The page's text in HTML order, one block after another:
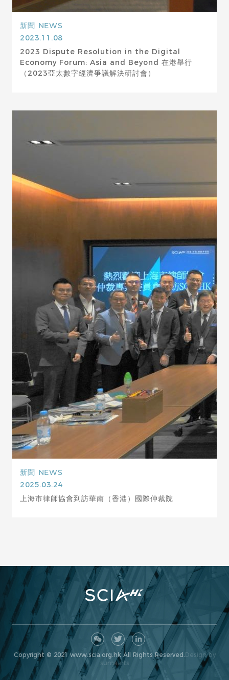
新聞 NEWS
2023.11.08
2023 Dispute Resolution in the Digital
Economy Forum: Asia and Beyond 在港舉行
（2023亞太數字經濟爭議解決研討會）
新聞 NEWS
2025.03.24
上海市律師協會到訪華南（香港）國際仲裁院
Copyright © 2021 www.scia.org.hk All Rights Reserved.Design by
sumaarts